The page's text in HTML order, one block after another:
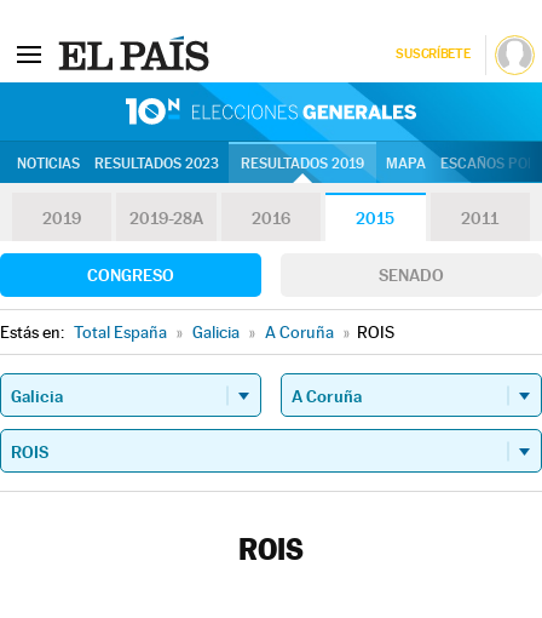
SUSCRÍBETE
NOTICIAS RESULTADOS 2023 RESULTADOS 2019 MAPA ESCAÑOS
2019 2019-28A 2016 2015 2011
CONGRESO SENADO
Estás en: Total España » Galicia » A Coruña » ROIS
ROIS